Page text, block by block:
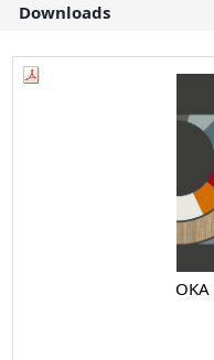
Downloads